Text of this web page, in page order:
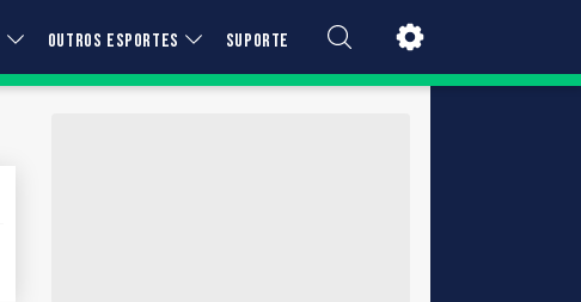
OUTROS ESPORTES SUPORTE